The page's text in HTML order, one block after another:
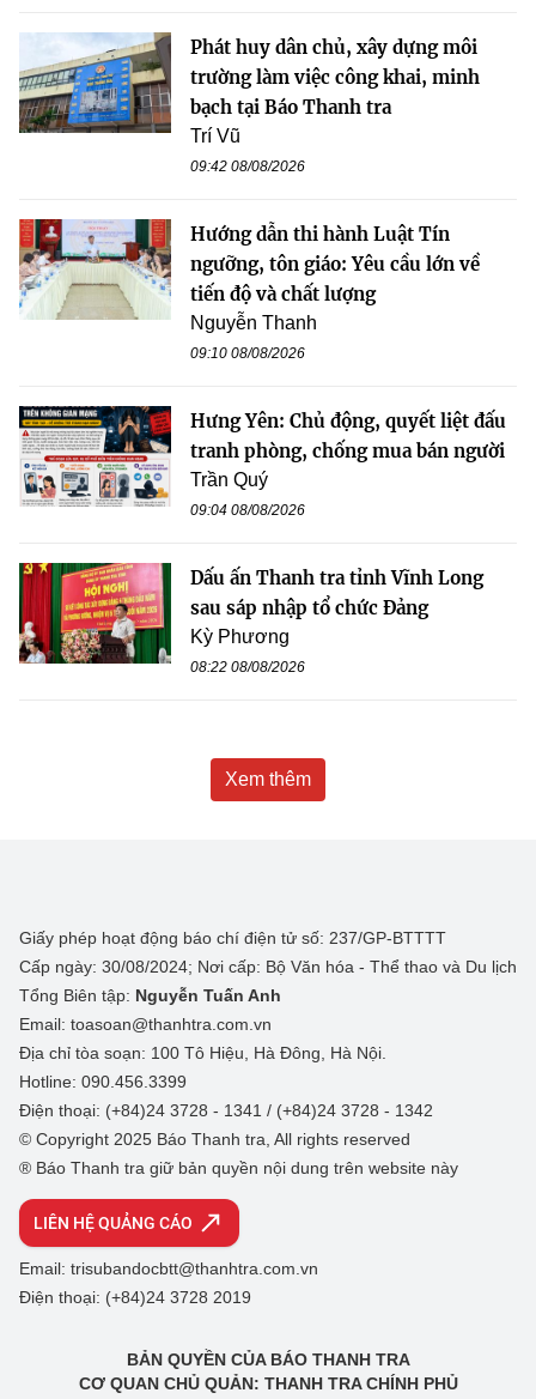
Phát huy dân chủ, xây dựng môi
trường làm việc công khai, minh
bạch tại Báo Thanh tra
Trí Vũ
09:42 08/08/2026
Hướng dẫn thi hành Luật Tín
ngưỡng, tôn giáo: Yêu cầu lớn về
tiến độ và chất lượng
Nguyễn Thanh
09:10 08/08/2026
Hưng Yên: Chủ động, quyết liệt đấu
tranh phòng, chống mua bán người
Trần Quý
09:04 08/08/2026
Dấu ấn Thanh tra tỉnh Vĩnh Long
sau sáp nhập tổ chức Đảng
Kỳ Phương
08:22 08/08/2026
Xem thêm
Giấy phép hoạt động báo chí điện tử số: 237/GP-BTTTT
Cấp ngày: 30/08/2024; Nơi cấp: Bộ Văn hóa - Thể thao và Du lịch
Tổng Biên tập: Nguyễn Tuấn Anh
Email: toasoan@thanhtra.com.vn
Địa chỉ tòa soạn: 100 Tô Hiệu, Hà Đông, Hà Nội.
Hotline: 090.456.3399
Điện thoại: (+84)24 3728 - 1341 / (+84)24 3728 - 1342
© Copyright 2025 Báo Thanh tra, All rights reserved
® Báo Thanh tra giữ bản quyền nội dung trên website này
LIÊN HỆ QUẢNG CÁO
Email: trisubandocbtt@thanhtra.com.vn
Điện thoại: (+84)24 3728 2019
BẢN QUYỀN CỦA BÁO THANH TRA
CƠ QUAN CHỦ QUẢN: THANH TRA CHÍNH PHỦ